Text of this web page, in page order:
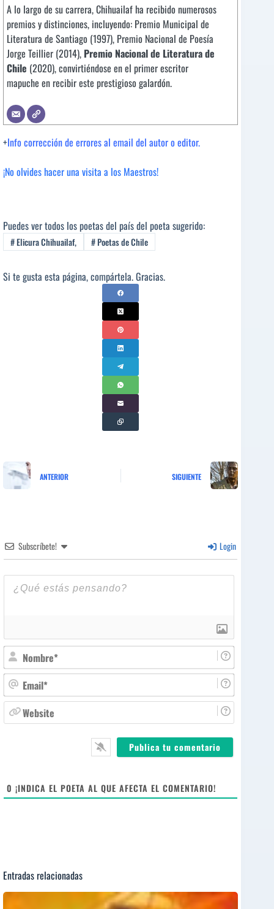
A lo largo de su carrera, Chihuailaf ha recibido numerosos
premios y distinciones, incluyendo: Premio Municipal de
Literatura de Santiago (1997), Premio Nacional de Poesía
Jorge Teillier (2014), Premio Nacional de Literatura de
Chile (2020), convirtiéndose en el primer escritor
mapuche en recibir este prestigioso galardón.
+Info corrección de errores al email del autor o editor.
¡No olvides hacer una visita a los Maestros!
Puedes ver todos los poetas del país del poeta sugerido:
#Elicura Chihuailaf, #Poetas de Chile
Si te gusta esta página, compártela. Gracias.
ANTERIOR SIGUIENTE
Subscríbete! Login
o
m
b
r
m
ie
0 ¡INDICA EL POETA AL QUE AFECTA EL COMENTARIO!
Entradas relacionadas